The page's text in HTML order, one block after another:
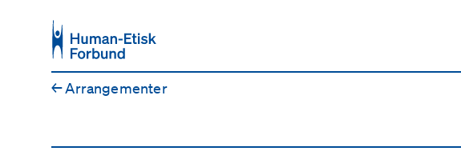
←Arrangementer